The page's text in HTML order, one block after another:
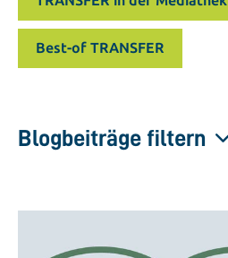
Best-of TRANSFER
Blogbeiträge filtern